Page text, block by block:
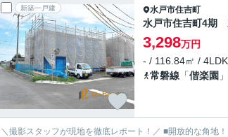
新築一戸建 水戸市住吉町
水戸市住吉町4期
3,298万円
- / 116.84㎡ /
常磐線 「偕楽園
＼撮影スタッフが現地を徹底レポート！／ ■開放的な角地